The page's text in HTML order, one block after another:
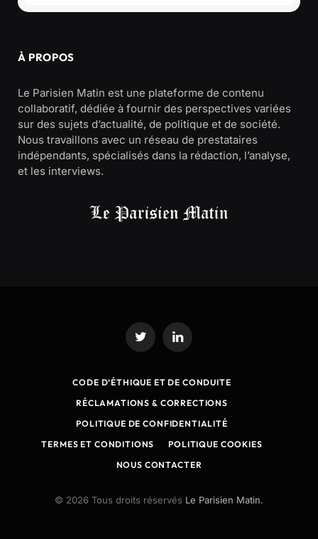
À PROPOS
Le Parisien Matin est une plateforme de contenu
collaboratif, dédiée à fournir des perspectives variées
sur des sujets d’actualité, de politique et de société.
Nous travaillons avec un réseau de prestataires
indépendants, spécialisés dans la rédaction, l’analyse,
et les interviews.
Twitter LinkedIn
CODE D’ÉTHIQUE ET DE CONDUITE
RÉCLAMATIONS & CORRECTIONS
POLITIQUE DE CONFIDENTIALITÉ
TERMES ET CONDITIONS
POLITIQUE COOKIES
NOUS CONTACTER
© 2026 Tous droits réservés Le Parisien Matin.